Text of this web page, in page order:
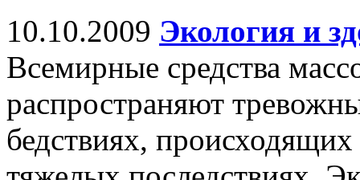
10.10.2009 Экология и
Всемирные средства
распространяют
бедствиях,